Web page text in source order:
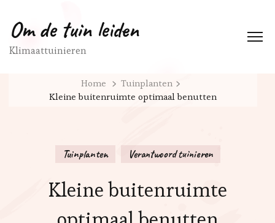
Om de tuin leiden
Klimaattuinieren
Home
Tuinplanten
Kleine buitenruimte optimaal benutten
Tuinplanten Verantwoord tuinieren
Kleine buitenruimte